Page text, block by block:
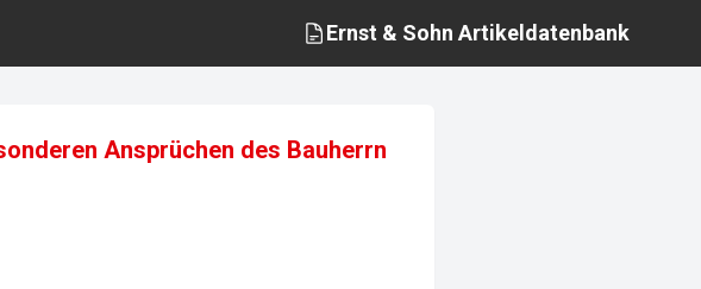
Ernst & Sohn Artikeldatenbank
Ansprüchen des Bauherrn